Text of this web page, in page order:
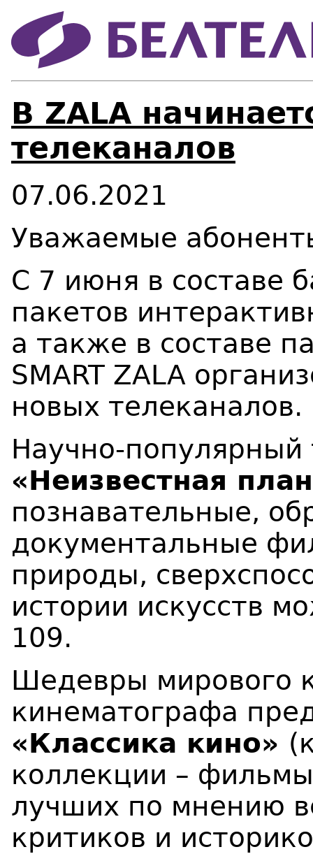
В ZALA
телеканалов
07.06.2021
Уважаемые
С 7 июня в составе
пакетов
а также в составе
SMART ZALA
новых телеканалов.
Научно-популярный
«Неизвестная
познавательные,
документальные
природы,
истории искусств
109.
Шедевры мирового
кинематографа
«Классика кино»
коллекции –
лучших по мнению
критиков и